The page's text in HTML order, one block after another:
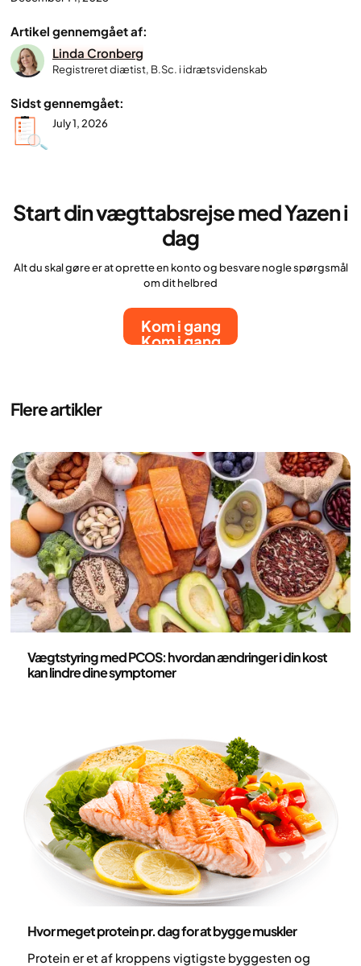
Artikel gennemgået af:
Linda Cronberg
Registreret diætist, B.Sc. i idrætsvidenskab
Sidst gennemgået:
July 1, 2026
Start din vægttabsrejse med Yazen i
dag
Alt du skal gøre er at oprette en konto og besvare nogle spørgsmål
om dit helbred
Kom i gang
Kom i gang
Flere artikler
Vægtstyring med PCOS: hvordan ændringer i din kost
kan lindre dine symptomer
Hvor meget protein pr. dag for at bygge muskler
Protein er et af kroppens vigtigste byggesten og